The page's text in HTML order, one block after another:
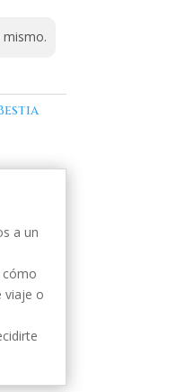
a un
cómo
viaje o